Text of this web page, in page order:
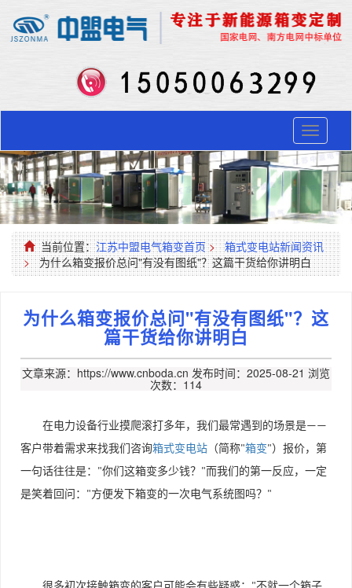
Toggle
当前位置：江苏中盟电气箱变首页 >
箱式变电站新闻资讯
> 为什么箱变报价总问"有没有图纸"？这篇干货给你讲明白
为什么箱变报价总问"有没有图纸"？这
篇干货给你讲明白
文章来源：https://www.cnboda.cn 发布时间：2025-08-21 浏览
次数：114
在电力设备行业摸爬滚打多年，我们最常遇到的场景是——
客户带着需求来找我们咨询箱式变电站 （简称"箱变"）报价，第
一句话往往是： "你们这箱变多少钱？ "而我们的第一反应，一定
是笑着回问： "方便发下箱变的一次电气系统图吗？ "